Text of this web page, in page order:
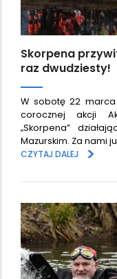
Skorpena
raz dwudziesty!
W sobotę 22 marca
corocznej akcji
„Skorpena”
Mazurskim. Za nami
CZYTAJ DALEJ
>